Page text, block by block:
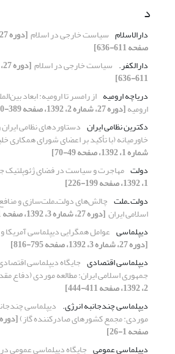
د
دارالاسلام سیاست خارجی در اسلام ‏
صفحه 611-636]
دارالکفر.‏ سیاست خارجی در اسلام ‏
611-636]
دریاچه ارومیه از رامسر تا ارومیه: ابعاد
ارومیه[دوره 27، شماره 2، 1392، صفحه 389-410]
دکترین نظامی ایران دستاوردهای نظامی
خاورمیانه ‏‏(با تأکید بر اعضای شورای همکاری
شماره 1، 1392، صفحه 49-70]
دولت مهاجرت و سیاست در فضای ژئوپلتیک
1، 1392، صفحه 199-226]
دولت ‌ـ‌ملت چالش‌های دولت‌ـ‌ملت‌سازی و
اسلامی ایران ‏[دوره 27، شماره 3، 1392، صفحه 701-722]
دیپلماسی عوامل همگرایی دیپلماسی آمریکا
[دوره 27، شماره 3، 1392، صفحه 795-816]
دیپلماسی اقتصادی جایگاه دیپلماسی
‏جمهوری اسلامی ایران: مطالعه موردی (دفاع
2، 1392، صفحه 411-444]
دیپلماسی ‏چندجانبه انرژی.‏ دیپلماسی
موردی: مجمع کشورهای صادرکننده گاز)‏
صفحه 1-26]
دیپلماسی عمومی جایگاه دیپلماسی عمومی